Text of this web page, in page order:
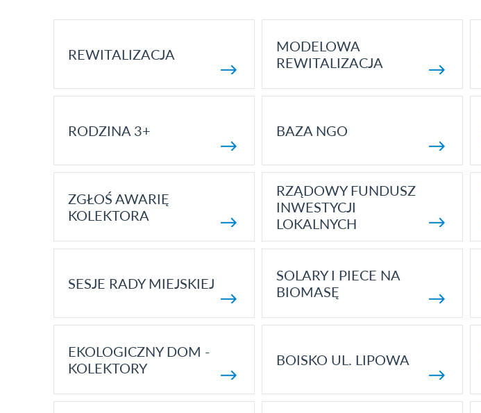
REWITALIZACJA
MODELOWA
REWITALIZACJA
RODZINA 3+ BAZA NGO
ZGŁOŚ AWARIĘ
KOLEKTORA
RZĄDOWY FUNDUSZ
INWESTYCJI
LOKALNYCH
SESJE RADY MIEJSKIEJ
SOLARY I PIECE NA
BIOMASĘ
EKOLOGICZNY DOM -
KOLEKTORY
BOISKO UL. LIPOWA